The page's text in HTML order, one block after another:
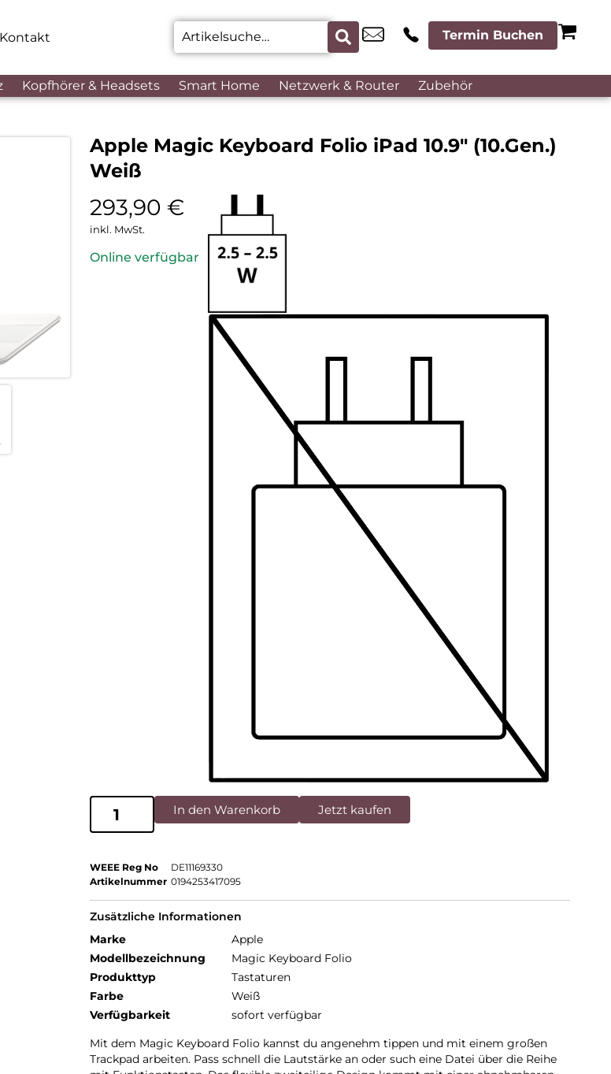
Kontakt Termin Buchen
Kopfhörer & Headsets Smart Home Netzwerk & Router Zubehör
Apple Magic Keyboard Folio iPad 10.9″ (10.Gen.)
Weiß
293,90 €
inkl. MwSt.
Online verfügbar
In den Warenkorb Jetzt kaufen
WEEE Reg No
DE11169330
Artikelnummer 0194253417095
Zusätzliche Informationen
Marke
Apple
Modellbezeichnung
Magic Keyboard Folio
Produkttyp
Tastaturen
Farbe
Weiß
Verfügbarkeit
sofort verfügbar
Mit dem Magic Keyboard Folio kannst du angenehm tippen und mit einem großen
Trackpad arbeiten. Pass schnell die Lautstärke an oder such eine Datei über die Reihe